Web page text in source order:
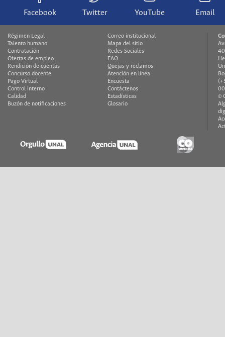
Facebook Twitter YouTube Email
Régimen Legal
Talento humano
Contratación
Ofertas de empleo
Rendición de cuentas
Concurso docente
Pago Virtual
Control interno
Calidad
Buzón de notificaciones
Correo institucional
Mapa del sitio
Redes Sociales
FAQ
Quejas y reclamos
Atención en línea
Encuesta
Contáctenos
Estadísticas
Glosario
©